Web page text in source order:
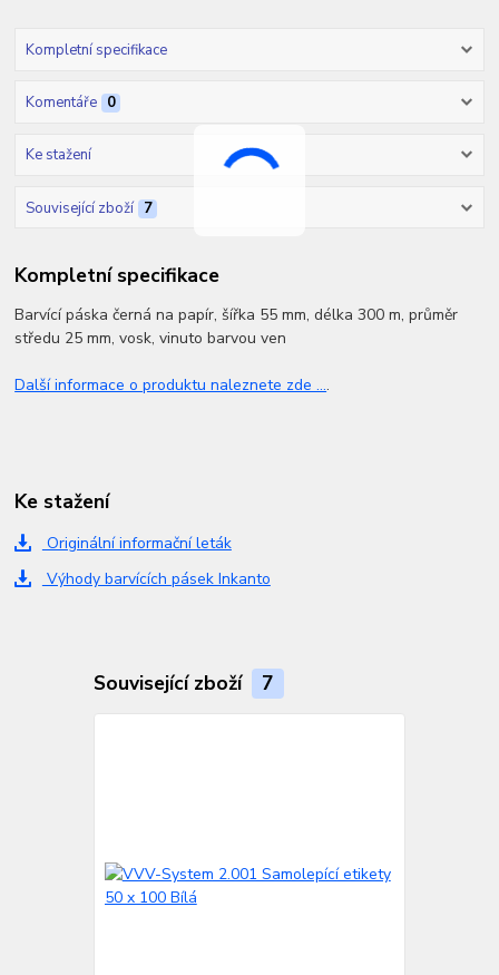
Kompletní specifikace
Komentáře 0
Ke stažení
Související zboží 7
Kompletní specifikace
Barvící páska černá na papír, šířka 55 mm, délka 300 m, průměr
středu 25 mm, vosk, vinuto barvou ven
Další informace o produktu naleznete zde ....
Ke stažení
Originální informační leták
Výhody barvících pásek Inkanto
Související zboží 7